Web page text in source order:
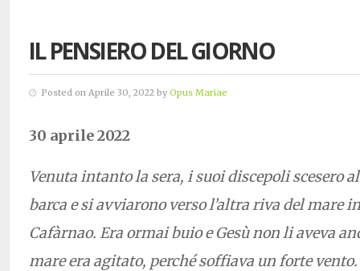
IL PENSIERO DEL GIORNO
Posted on Aprile 30, 2022 by Opus Mariae
30 aprile 2022
Venuta intanto la sera, i suoi discepoli scesero
barca e si avviarono verso l’altra riva del mare
Cafàrnao. Era ormai buio e Gesù non li aveva
mare era agitato, perché soffiava un forte